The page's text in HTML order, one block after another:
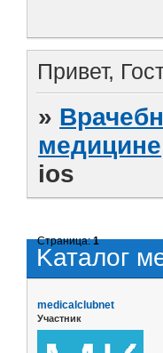
Привет,
»
медицине
ios
Kаталог
Страница:1
medicalclubnet
Участник